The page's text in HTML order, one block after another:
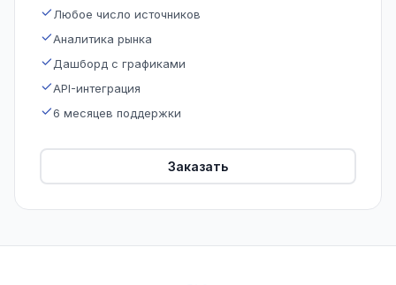
Любое число источников
Аналитика рынка
Дашборд с графиками
API-интеграция
6 месяцев поддержки
Заказать